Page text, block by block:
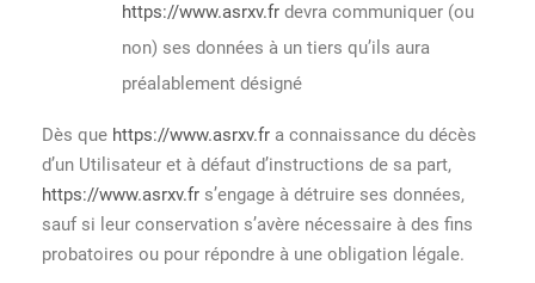
https://www.asrxv.fr devra communiquer (ou
non) ses données à un tiers qu’ils aura
préalablement désigné
Dès que https://www.asrxv.fr a connaissance du décès
d’un Utilisateur et à défaut d’instructions de sa part,
https://www.asrxv.fr s’engage à détruire ses données,
sauf si leur conservation s’avère nécessaire à des fins
probatoires ou pour répondre à une obligation légale.